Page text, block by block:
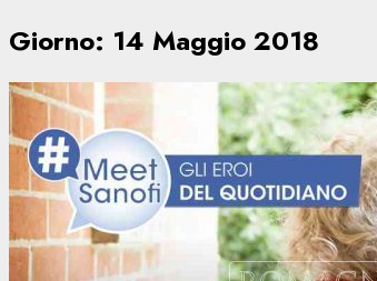
Giorno: 14 Maggio 2018